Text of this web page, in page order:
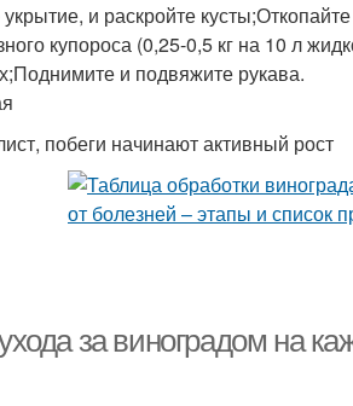
и раскройте
купороса (0,25-0,5 кг на 10 л
и подвяжите рукава.
побеги начинают активный рост
за виноградом на